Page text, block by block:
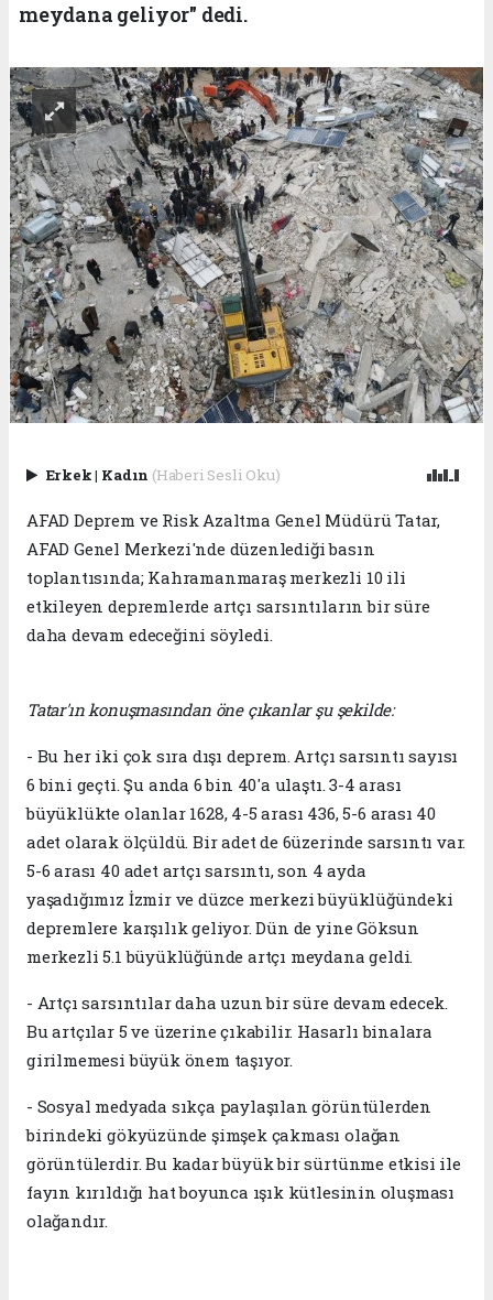
meydana geliyor" dedi.
Erkek| Kadın (Haberi Sesli Oku)
AFAD Deprem ve Risk Azaltma Genel Müdürü Tatar,
AFAD Genel Merkezi'nde düzenlediği basın
toplantısında; Kahramanmaraş merkezli 10 ili
etkileyen depremlerde artçı sarsıntıların bir süre
daha devam edeceğini söyledi.
Tatar'ın konuşmasından öne çıkanlar şu şekilde:
- Bu her iki çok sıra dışı deprem. Artçı sarsıntı sayısı
6 bini geçti. Şu anda 6 bin 40'a ulaştı. 3-4 arası
büyüklükte olanlar 1628, 4-5 arası 436, 5-6 arası 40
adet olarak ölçüldü. Bir adet de 6üzerinde sarsıntı var.
5-6 arası 40 adet artçı sarsıntı, son 4 ayda
yaşadığımız İzmir ve düzce merkezi büyüklüğündeki
depremlere karşılık geliyor. Dün de yine Göksun
merkezli 5.1 büyüklüğünde artçı meydana geldi.
- Artçı sarsıntılar daha uzun bir süre devam edecek.
Bu artçılar 5 ve üzerine çıkabilir. Hasarlı binalara
girilmemesi büyük önem taşıyor.
- Sosyal medyada sıkça paylaşılan görüntülerden
birindeki gökyüzünde şimşek çakması olağan
görüntülerdir. Bu kadar büyük bir sürtünme etkisi ile
fayın kırıldığı hat boyunca ışık kütlesinin oluşması
olağandır.